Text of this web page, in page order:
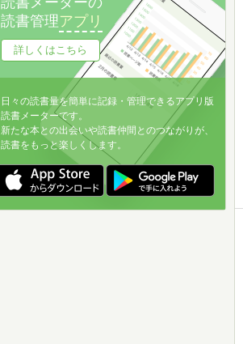
読書管理アプリ
詳しくはこちら
日々の読書量を簡単に記録・管理できるアプリ版
読書メーターです。
新たな本との出会いや読書仲間とのつながりが、
読書をもっと楽しくします。